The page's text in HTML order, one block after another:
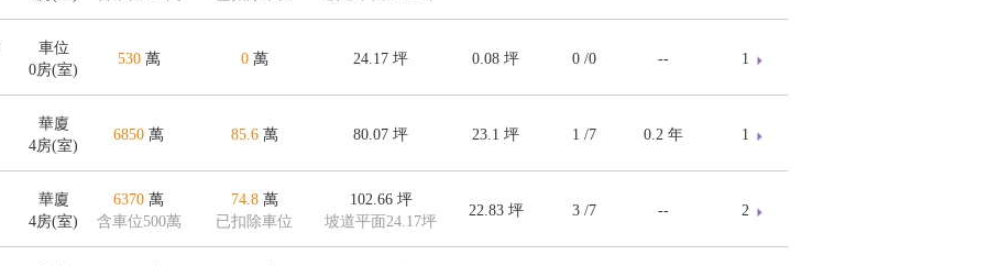
車位
0房(室)
530萬 0萬 24.17 坪 0.08 坪 0 /0 -- 1
華廈
4房(室)
6850 萬 85.6萬 80.07 坪 23.1 坪 1 /7 0.2 年 1
華廈
4房(室)
6370 萬
含車位500萬
74.8萬
已扣除車位
102.66坪
坡道平面24.17坪
22.83 坪 3 /7 -- 2